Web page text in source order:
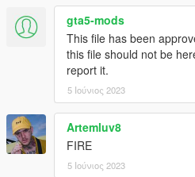
gta5-mods
This file has been
this file should not be
report it.
5 Ιούνιος 2023
Artemluv8
FIRE
5 Ιούνιος 2023